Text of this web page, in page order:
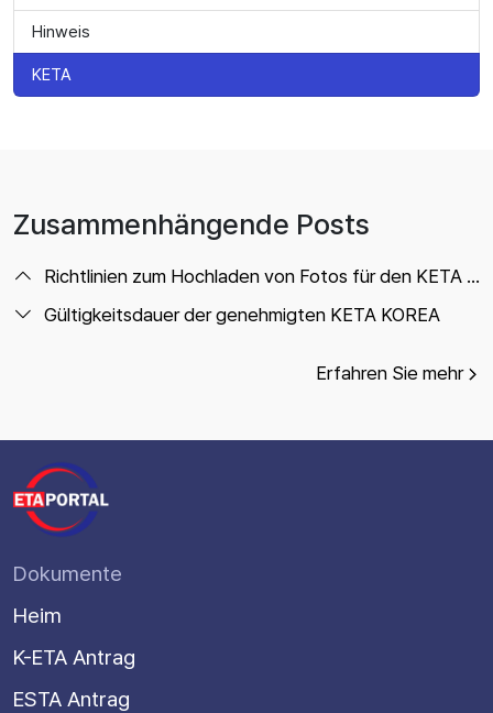
Hinweis
KETA
Zusammenhängende Posts
Richtlinien zum Hochladen von Fotos für den KETA KOREA-Antrag
Gültigkeitsdauer der genehmigten KETA KOREA
Erfahren Sie mehr
Dokumente
Heim
K-ETA Antrag
ESTA Antrag